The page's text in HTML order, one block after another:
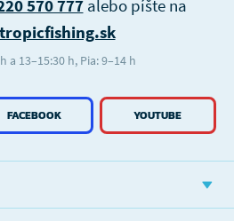
FACEBOOK YOUTUBE
570 777alebo píšte na
a 13–15:30 h, Pia: 9–14 h